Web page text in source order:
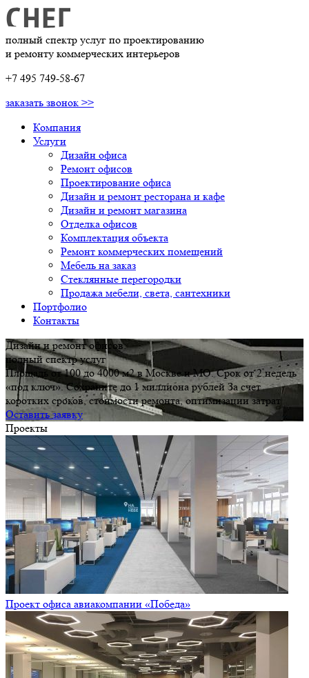
полный спектр услуг по проектированию
и ремонту коммерческих интерьеров
+7 495 749-58-67
заказать звонок >>
Компания
Услуги
Дизайн офиса
Ремонт офисов
Проектирование офиса
Дизайн и ремонт ресторана и кафе
Дизайн и ремонт магазина
Отделка офисов
Комплектация объекта
Ремонт коммерческих помещений
Мебель на заказ
Стеклянные перегородки
Продажа мебели, света, сантехники
Портфолио
Контакты
Дизайн и ремонт офисов:
полный спектр услуг
Площадь от 100 до 4000 м2 в Москве и МО. Срок от 2 недель
«под ключ». Сохраните до 1 миллиона рублей За счет
коротких сроков, стоимости ремонта, оптимизации затрат
Оставить заявку
Проекты
Проект офиса авиакомпании «Победа»